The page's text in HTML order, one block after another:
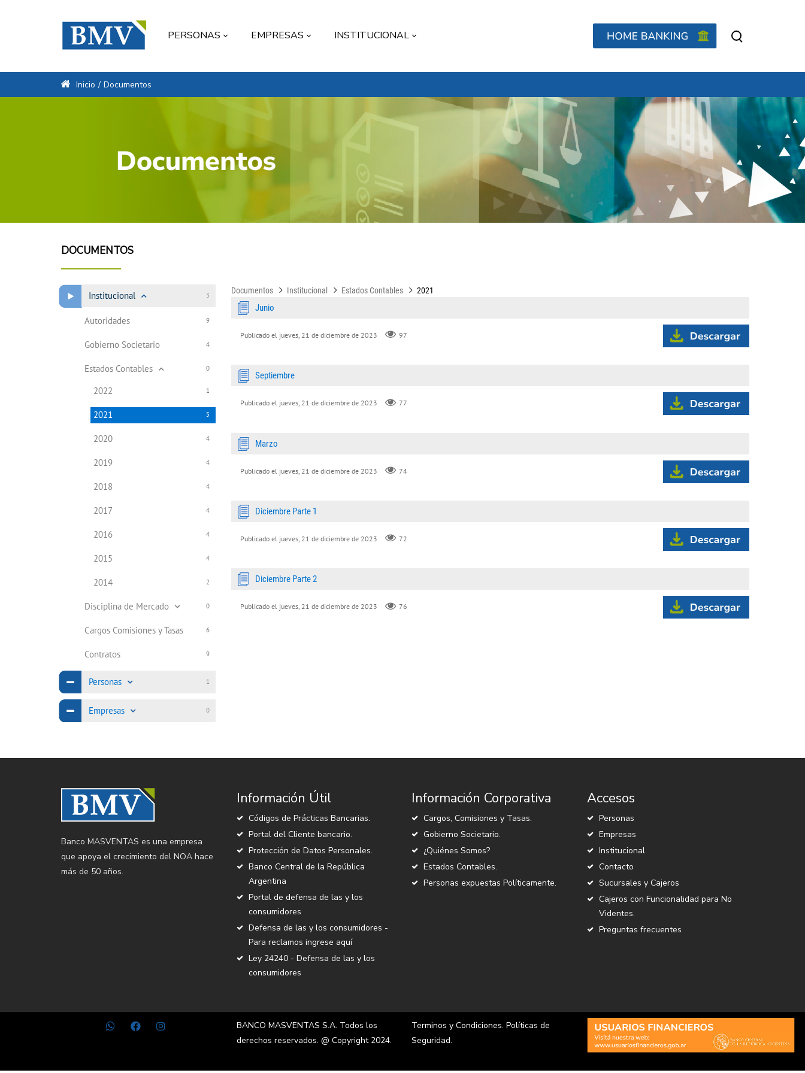
PERSONAS EMPRESAS INSTITUCIONAL
Inicio / Documentos
DOCUMENTOS
3
Institucional
9
Autoridades
4
Gobierno Societario
0
Estados Contables
1
2022
5
2021
4
2020
4
2019
4
2018
4
2017
4
2016
4
2015
2
2014
0
Disciplina de Mercado
6
Cargos Comisiones y Tasas
9
Contratos
1
Personas
0
Empresas
Documentos Institucional Estados Contables 2021
Junio
Publicado el jueves, 21 de diciembre de 2023 97
Septiembre
Publicado el jueves, 21 de diciembre de 2023 77
Marzo
Publicado el jueves, 21 de diciembre de 2023 74
Diciembre Parte 1
Publicado el jueves, 21 de diciembre de 2023 72
Diciembre Parte 2
Publicado el jueves, 21 de diciembre de 2023 76
Banco MASVENTAS es una empresa
que apoya el crecimiento del NOA hace
más de 50 años.
Información Útil
Códigos de Prácticas Bancarias.
Portal del Cliente bancario.
Protección de Datos Personales.
Banco Central de la República
Argentina
Portal de defensa de las y los
consumidores
Defensa de las y los consumidores -
Para reclamos ingrese aquí
Ley 24240 - Defensa de las y los
consumidores
Información Corporativa
Cargos, Comisiones y Tasas.
Gobierno Societario.
¿Quiénes Somos?
Estados Contables.
Personas expuestas Políticamente.
Accesos
Personas
Empresas
Institucional
Contacto
Sucursales y Cajeros
Cajeros con Funcionalidad para No
Videntes.
Preguntas frecuentes
BANCO MASVENTAS S.A. Todos los
derechos reservados. @ Copyright 2024.
Terminos y Condiciones. Políticas de
Seguridad.